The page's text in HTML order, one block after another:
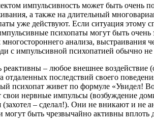
импульсивность может быть очень
а также на длительный
уже действуют. Если ситуация этому
психопаты могут быть
анализа, выстраивания
с импульсивной психопатией обычно не
– любое внешнее воздействие
отдаленных последствий своего
психопат живет по формуле «Увидел!
свои нервные импульсы (возбуждение
– сделал!). Они не вникают и не
быть чрезвычайно активны вплоть